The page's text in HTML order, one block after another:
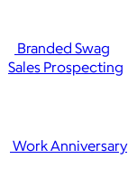
Branded Swag
Work Anniversary
Sales Prospecting